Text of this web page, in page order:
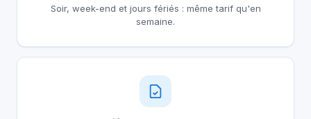
Soir, week-end et jours fériés : même tarif qu'en
semaine.